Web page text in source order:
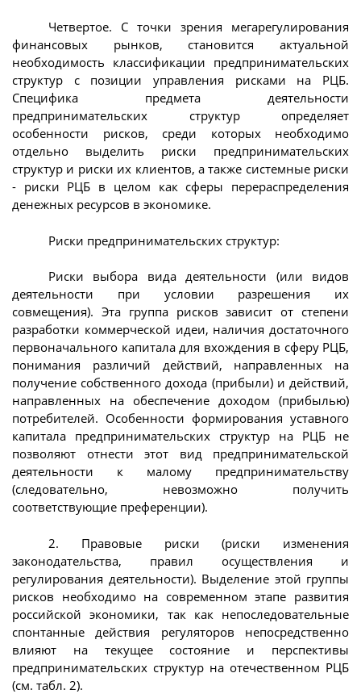
Четвертое. С точки зрения мегарегулирования
финансовых рынков, становится актуальной
необходимость классификации предпринимательских
структур с позиции управления рисками на РЦБ.
Специфика предмета деятельности
предпринимательских структур определяет
особенности рисков, среди которых необходимо
отдельно выделить риски предпринимательских
структур и риски их клиентов, а также системные риски
- риски РЦБ в целом как сферы перераспределения
денежных ресурсов в экономике.
Риски предпринимательских структур:
Риски выбора вида деятельности (или видов
деятельности при условии разрешения их
совмещения). Эта группа рисков зависит от степени
разработки коммерческой идеи, наличия достаточного
первоначального капитала для вхождения в сферу РЦБ,
понимания различий действий, направленных на
получение собственного дохода (прибыли) и действий,
направленных на обеспечение доходом (прибылью)
потребителей. Особенности формирования уставного
капитала предпринимательских структур на РЦБ не
позволяют отнести этот вид предпринимательской
деятельности к малому предпринимательству
(следовательно, невозможно получить
соответствующие преференции).
2. Правовые риски (риски изменения
законодательства, правил осуществления и
регулирования деятельности). Выделение этой группы
рисков необходимо на современном этапе развития
российской экономики, так как непоследовательные
спонтанные действия регуляторов непосредственно
влияют на текущее состояние и перспективы
предпринимательских структур на отечественном РЦБ
(см. табл. 2).